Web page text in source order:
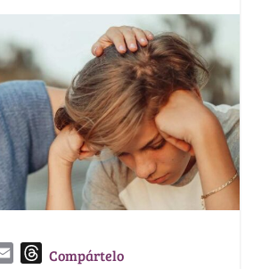
TCompártelo